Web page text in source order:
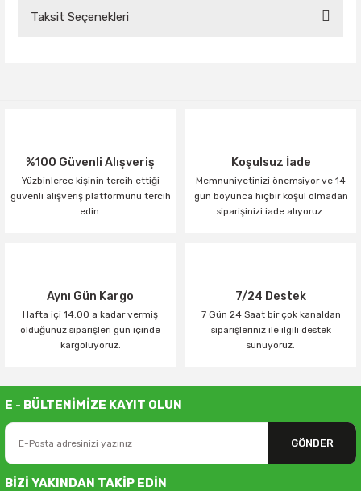
Taksit Seçenekleri
%100 Güvenli Alışveriş
Yüzbinlerce kişinin tercih ettiği
güvenli alışveriş platformunu tercih
edin.
Koşulsuz İade
Memnuniyetinizi önemsiyor ve 14
gün boyunca hiçbir koşul olmadan
siparişinizi iade alıyoruz.
Aynı Gün Kargo
Hafta içi 14:00 a kadar vermiş
olduğunuz siparişleri gün içinde
kargoluyoruz.
7/24 Destek
7 Gün 24 Saat bir çok kanaldan
siparişleriniz ile ilgili destek
sunuyoruz.
E - BÜLTENİMİZE KAYIT OLUN
GÖNDER
BİZİ YAKINDAN TAKİP EDİN